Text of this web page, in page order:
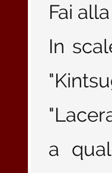
Fai
In
a